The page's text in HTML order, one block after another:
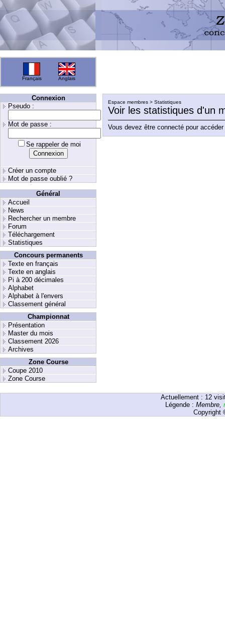
Français Anglais
Connexion
Pseudo :
Mot de passe :
Se rappeler de moi
Créer un compte
Mot de passe oublié ?
Général
Accueil
News
Rechercher un membre
Forum
Téléchargement
Statistiques
Concours permanents
Texte en français
Texte en anglais
Pi à 200 décimales
Alphabet
Alphabet à l'envers
Classement général
Championnat
Présentation
Master du mois
Classement 2026
Archives
Zone Course
Coupe 2010
Zone Course
Espace membres > Statistiques
Voir les statistiques d'un
Vous devez être connecté pour
Actuellement : 12
Légende : Membre,
Copyright